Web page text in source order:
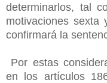
determinarlos, tal
motivaciones
confirmará la
Por estas
en los artículos